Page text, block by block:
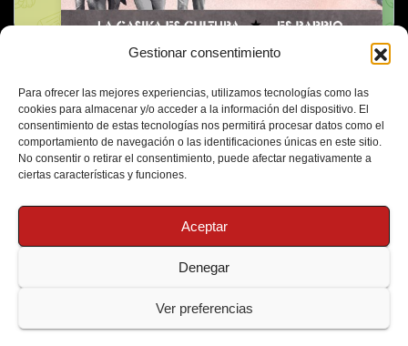
Gestionar consentimiento
Para ofrecer las mejores experiencias, utilizamos tecnologías como las
cookies para almacenar y/o acceder a la información del dispositivo. El
consentimiento de estas tecnologías nos permitirá procesar datos como el
comportamiento de navegación o las identificaciones únicas en este sitio.
No consentir o retirar el consentimiento, puede afectar negativamente a
ciertas características y funciones.
Aceptar
Denegar
Ver preferencias